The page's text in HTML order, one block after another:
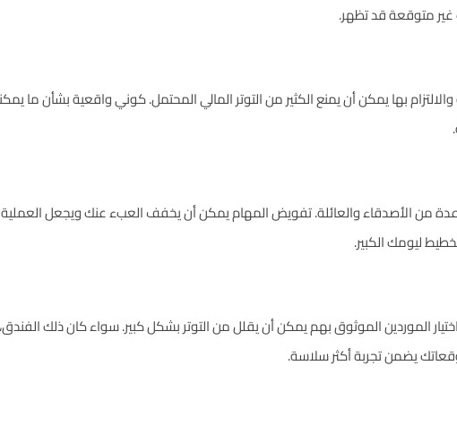
متوقعة قد تظهر.
والالتزام بها يمكن أن يمنع الكثير من التوتر المالي المحتمل. كوني واقعية بشأن
من الأصدقاء والعائلة. تفويض المهام يمكن أن يخفف العبء عنك ويجعل
ليومك الكبير.
الموردين الموثوق بهم يمكن أن يقلل منالتوتربشكل كبير. سواء كان ذلك
يضمن تجربة أكثر سلاسة.